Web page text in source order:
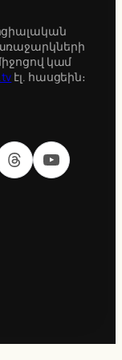
կամ
էլ. հասցեին։
Threads YouTube